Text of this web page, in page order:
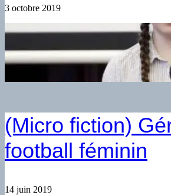
3 octobre 2019
(Micro fiction)
football féminin
14 juin 2019